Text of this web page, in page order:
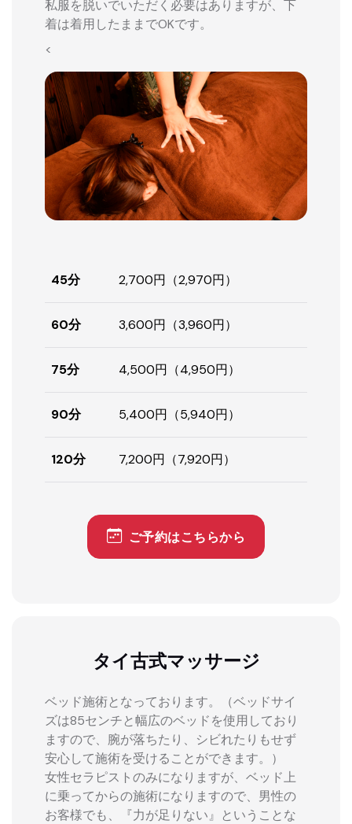
私服を脱いでいただく必要はありますが、下
着は着用したままでOKです。
<
45分 2,700円（2,970円）
60分 3,600円（3,960円）
75分 4,500円（4,950円）
90分 5,400円（5,940円）
120分 7,200円（7,920円）
ご予約はこちらから
タイ古式マッサージ
ベッド施術となっております。（ベッドサイ
ズは85センチと幅広のベッドを使用しており
ますので、腕が落ちたり、シビれたりもせず
安心して施術を受けることができます。）
女性セラピストのみになりますが、ベッド上
に乗ってからの施術になりますので、男性の
お客様でも、『力が足りない』ということな